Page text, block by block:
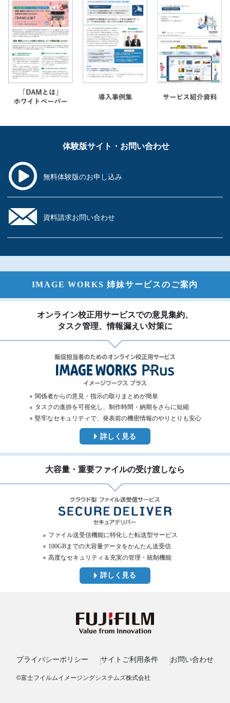
体験版サイト・お問い合わせ
無料体験版のお申し込み
資料請求お問い合わせ
IMAGE WORKS 姉妹サービスのご案内
オンライン校正用サービスでの意見集約、
タスク管理、情報漏えい対策に
関係者からの意見・指示の取りまとめが簡単
タスクの進捗を可視化し、制作時間・納期をさらに短縮
堅牢なセキュリティで、発表前の機密情報のやりとりも安心
詳しく見る
大容量・重要ファイルの受け渡しなら
ファイル送受信機能に特化した転送型サービス
100GBまでの大容量データをかんたん送受信
高度なセキュリティ＆充実の管理・統制機能
詳しく見る
プライバシーポリシー サイトご利用条件 お問い合わせ
©富士フイルムイメージングシステムズ株式会社